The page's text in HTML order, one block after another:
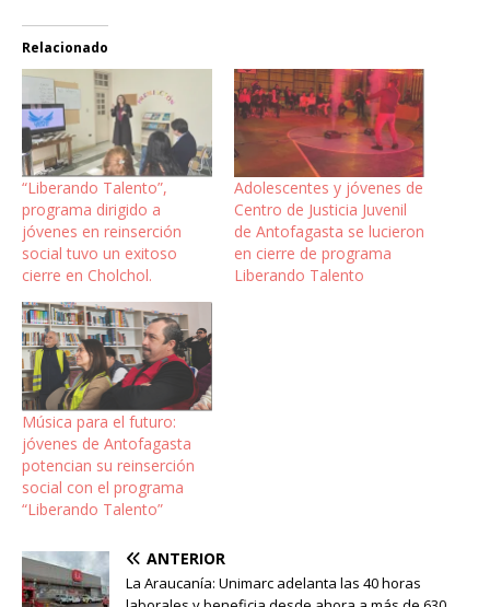
Relacionado
“Liberando Talento”,
programa dirigido a
jóvenes en reinserción
social tuvo un exitoso
cierre en Cholchol.
Adolescentes y jóvenes de
Centro de Justicia Juvenil
de Antofagasta se lucieron
en cierre de programa
Liberando Talento
Música para el futuro:
jóvenes de Antofagasta
potencian su reinserción
social con el programa
“Liberando Talento”
ANTERIOR
La Araucanía: Unimarc adelanta las 40 horas